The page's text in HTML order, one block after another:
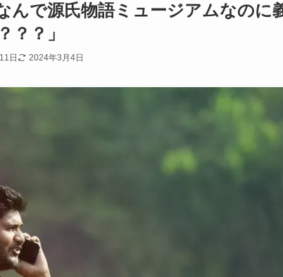
んで源氏物語ミュージアムなのに
？？」
日 2024年3月4日